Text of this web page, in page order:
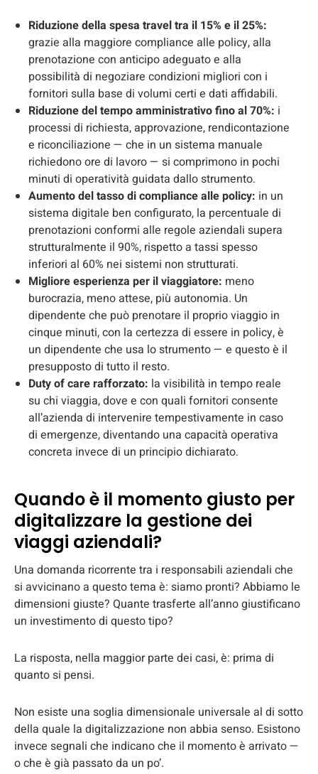
Riduzione della spesa travel tra il 15% e il 25%:
grazie alla maggiore compliance alle policy, alla
prenotazione con anticipo adeguato e alla
possibilità di negoziare condizioni migliori con i
fornitori sulla base di volumi certi e dati affidabili.
Riduzione del tempo amministrativo fino al 70%: i
processi di richiesta, approvazione, rendicontazione
e riconciliazione — che in un sistema manuale
richiedono ore di lavoro — si comprimono in pochi
minuti di operatività guidata dallo strumento.
Aumento del tasso di compliance alle policy: in un
sistema digitale ben configurato, la percentuale di
prenotazioni conformi alle regole aziendali supera
strutturalmente il 90%, rispetto a tassi spesso
inferiori al 60% nei sistemi non strutturati.
Migliore esperienza per il viaggiatore: meno
burocrazia, meno attese, più autonomia. Un
dipendente che può prenotare il proprio viaggio in
cinque minuti, con la certezza di essere in policy, è
un dipendente che usa lo strumento — e questo è il
presupposto di tutto il resto.
Duty of care rafforzato: la visibilità in tempo reale
su chi viaggia, dove e con quali fornitori consente
all’azienda di intervenire tempestivamente in caso
di emergenze, diventando una capacità operativa
concreta invece di un principio dichiarato.
Quando è il momento giusto per
digitalizzare la gestione dei
viaggi aziendali?
Una domanda ricorrente tra i responsabili aziendali che
si avvicinano a questo tema è: siamo pronti? Abbiamo le
dimensioni giuste? Quante trasferte all’anno giustificano
un investimento di questo tipo?
La risposta, nella maggior parte dei casi, è: prima di
quanto si pensi.
Non esiste una soglia dimensionale universale al di sotto
della quale la digitalizzazione non abbia senso. Esistono
invece segnali che indicano che il momento è arrivato —
o che è già passato da un po’.